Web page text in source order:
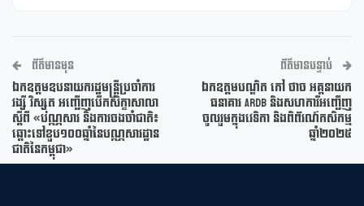
ព័ត៌មានមុន
ឯកឧត្តមឧបនាយករដ្ឋមន្រ្តីប្រចាំការ
វង្សី វិស្សុត អញ្ជើញបើកសិក្ខាសាលា
ស្តីពី «បណ្ណសារ និងការចងចាំជាតិ៖
ឆ្ពោះទៅខួប១០០ឆ្នាំនៃបណ្ណសារដ្ឋាន
ជាតិនៃកម្ពុជា»
ព័ត៌មានបន្ទាប់
ឯកឧត្តមបណ្ឌិត កៅ ថាច អគ្គនាយក
ធនាគារ ARDB និងសហការីអញ្ជើញ
ចូលរួមក្នុងវេទិកា និងពិព័រណ៍កសិកម្ម
ឆ្នាំ២០២៥